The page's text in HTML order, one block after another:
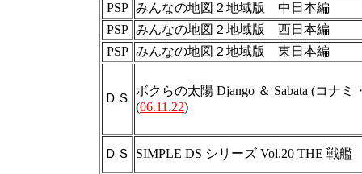
PSP みんなの地図２地域版 中日本編
PSP みんなの地図２地域版 西日本編
PSP みんなの地図２地域版 東日本編
ＤＳ
ボクらの太陽 Django ＆ Sabata (コナミ
(06.11.22)
ＤＳ SIMPLE DS シリーズ Vol.20 THE 戦艦